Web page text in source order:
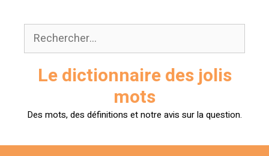
contenu
Rechercher :
Le dictionnaire des jolis
mots
Des mots, des définitions et notre avis sur la question.